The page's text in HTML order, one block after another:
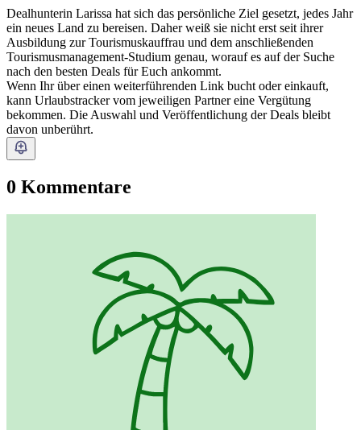
Dealhunterin Larissa hat sich das persönliche Ziel gesetzt, jedes Jahr
ein neues Land zu bereisen. Daher weiß sie nicht erst seit ihrer
Ausbildung zur Tourismuskauffrau und dem anschließenden
Tourismusmanagement-Studium genau, worauf es auf der Suche
nach den besten Deals für Euch ankommt.
Wenn Ihr über einen weiterführenden Link bucht oder einkauft,
kann Urlaubstracker vom jeweiligen Partner eine Vergütung
bekommen. Die Auswahl und Veröffentlichung der Deals bleibt
davon unberührt.
0 Kommentare